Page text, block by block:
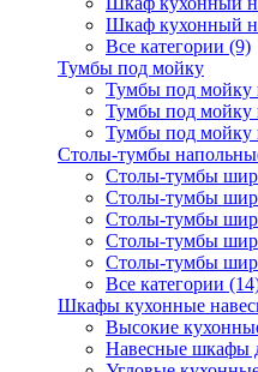
Шкаф кухонный
Все категории (9)
Тумбы под мойку
Тумбы под
Тумбы под
Тумбы под
Столы-тумбы
Столы-тумбы
Столы-тумбы
Столы-тумбы
Столы-тумбы
Столы-тумбы
Все категории
Шкафы кухонные
Высокие
Навесные шкафы